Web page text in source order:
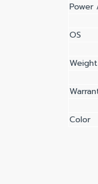
Power
OS
Weight
Color